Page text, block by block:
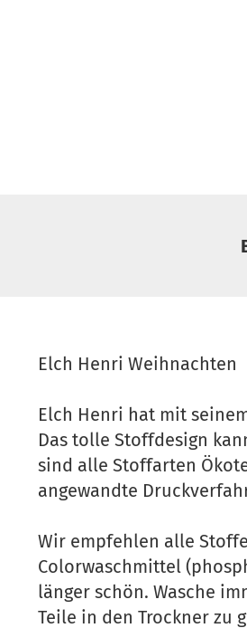
Elch Henri Weihnachten
Elch Henri hat mit
Das tolle Stoffdesign
sind alle Stoffarten
angewandte
Wir empfehlen alle
Colorwaschmittel
länger schön. Wasche
Teile in den Trockner zu